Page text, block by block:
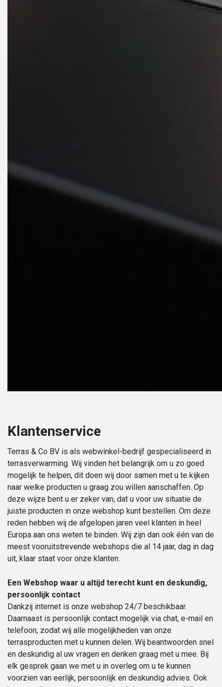
Klantenservice
Terras & Co BV is als webwinkel-bedrijf gespecialiseerd in
terrasverwarming. Wij vinden het belangrijk om u zo goed
mogelijk te helpen, dit doen wij door samen met u te kijken
naar welke producten u graag zou willen aanschaffen. Op
deze wijze bent u er zeker van, dat u voor uw situatie de
juiste producten in onze webshop kunt bestellen. Om deze
reden hebben wij de afgelopen jaren veel klanten in heel
Europa aan ons weten te binden. Wij zijn dan ook één van de
meest vooruitstrevende webshops die al 14 jaar, dag in dag
uit, klaar staat voor onze klanten.
Een Webshop waar u altijd terecht kunt en deskundig,
persoonlijk contact
Dankzij internet is onze webshop 24/7 beschikbaar.
Daarnaast is persoonlijk contact mogelijk via chat, e-mail en
telefoon, zodat wij alle mogelijkheden van onze
terrasproducten met u kunnen delen. Wij beantwoorden snel
en deskundig al uw vragen en denken graag met u mee. Bij
elk gesprek gaan we met u in overleg om u te kunnen
voorzien van eerlijk, persoonlijk en deskundig advies. Ook